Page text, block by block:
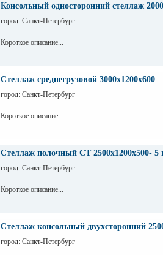
Консольный односторонний стеллаж
город: Санкт-Петербург
Короткое описание...
Стеллаж среднегрузовой 3000х1200х600
город: Санкт-Петербург
Короткое описание...
Стеллаж полочный СТ 2500х1200х500- 5
город: Санкт-Петербург
Короткое описание...
Стеллаж консольный двухсторонний
город: Санкт-Петербург